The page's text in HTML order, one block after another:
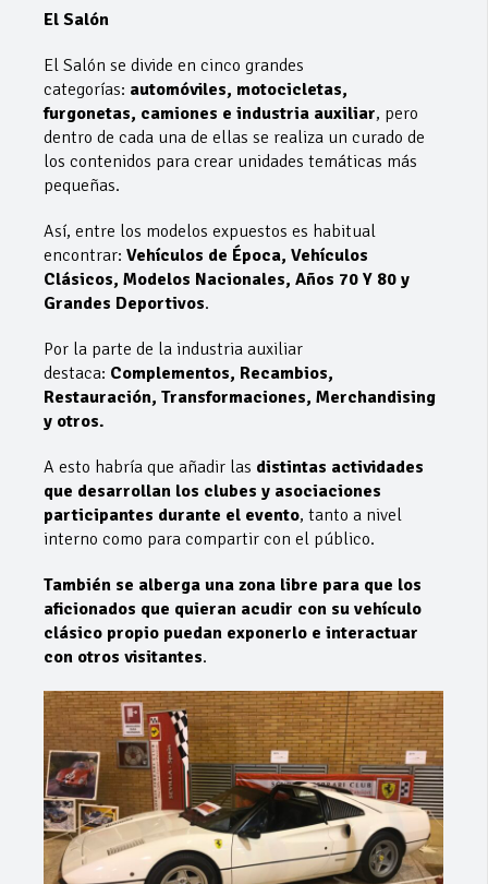
El Salón
El Salón se divide en cinco grandes
categorías: automóviles, motocicletas,
furgonetas, camiones e industria auxiliar, pero
dentro de cada una de ellas se realiza un curado de
los contenidos para crear unidades temáticas más
pequeñas.
Así, entre los modelos expuestos es habitual
encontrar: Vehículos de Época, Vehículos
Clásicos, Modelos Nacionales, Años 70 Y 80 y
Grandes Deportivos.
Por la parte de la industria auxiliar
destaca: Complementos, Recambios,
Restauración, Transformaciones, Merchandising
y otros.
A esto habría que añadir las distintas actividades
que desarrollan los clubes y asociaciones
participantes durante el evento, tanto a nivel
interno como para compartir con el público.
También se alberga una zona libre para que los
aficionados que quieran acudir con su vehículo
clásico propio puedan exponerlo e interactuar
con otros visitantes.